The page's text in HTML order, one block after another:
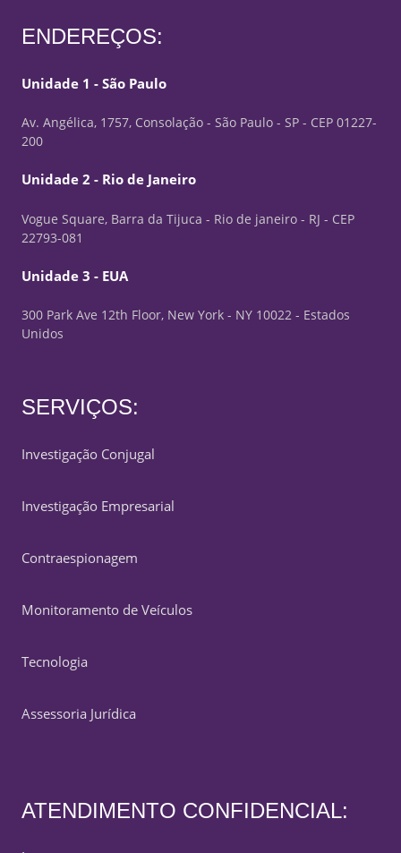
ENDEREÇOS:
Unidade 1 - São Paulo
Av. Angélica, 1757, Consolação - São Paulo - SP - CEP 01227-
200
Unidade 2 - Rio de Janeiro
Vogue Square, Barra da Tijuca - Rio de janeiro - RJ - CEP
22793-081
Unidade 3 - EUA
300 Park Ave 12th Floor, New York - NY 10022 - Estados
Unidos
SERVIÇOS:
Investigação Conjugal
Investigação Empresarial
Contraespionagem
Monitoramento de Veículos
Tecnologia
Assessoria Jurídica
ATENDIMENTO CONFIDENCIAL: